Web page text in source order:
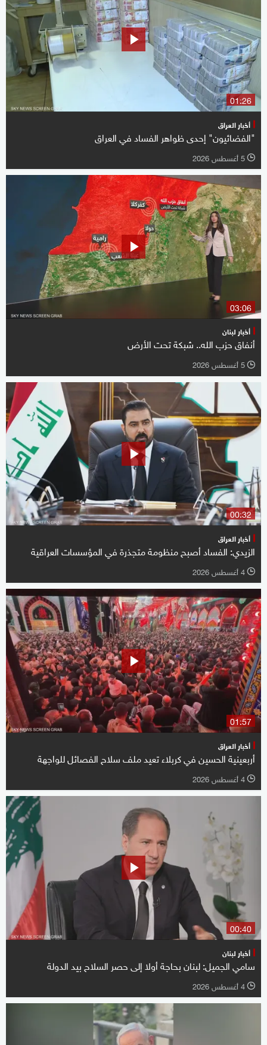
01:26
أخبار العراق
"الفضائيون" إحدى ظواهر الفساد في العراق
l 5 أغسطس 2026
03:06
أخبار لبنان
أنفاق حزب الله.. شبكة تحت الأرض
l 5 أغسطس 2026
00:32
أخبار العراق
الزيدي: الفساد أصبح منظومة متجذرة في المؤسسات العراقية
l 4 أغسطس 2026
01:57
أخبار العراق
أربعينية الحسين في كربلاء تعيد ملف سلاح الفصائل للواجهة
l 4 أغسطس 2026
00:40
أخبار لبنان
سامي الجميل: لبنان بحاجة أولا إلى حصر السلاح بيد الدولة
l 4 أغسطس 2026